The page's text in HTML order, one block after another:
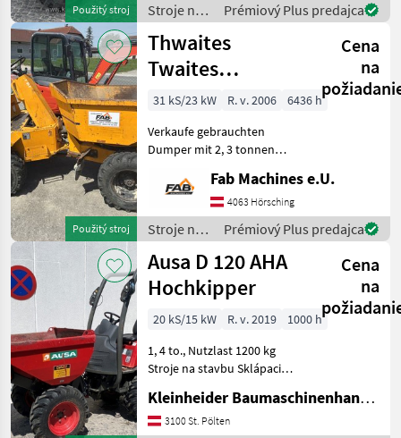
Použitý stroj
Stroje na
stavbu /
Bergmann
Prémiový Plus predajca
Použitý stroj
Thwaites
Twaites
Raddumper 2,3
tonne Drehkipp
Cena
na
31 kS/23 kW R. v. 2006
6436 h
Verkaufe gebrauchten
Dumper mit 2, 3 tonnen
überprüft, neues Service
mit vorheriger
Terminvereinbarung - Wir b
Fab Machines e.U.
4063 Hörsching
Stroje na
stavbu /
Thwaites
Prémiový Plus predajca
Ausa D 120 AHA
Hochkipper
Cena
na
20 kS/15 kW R. v. 2019
1000 h
1, 4 to., Nutzlast 1200 kg
Stroje na stavbu Sklápacie
Kleinheider Baumaschinenhandel GmbH.
3100 St. Pölten